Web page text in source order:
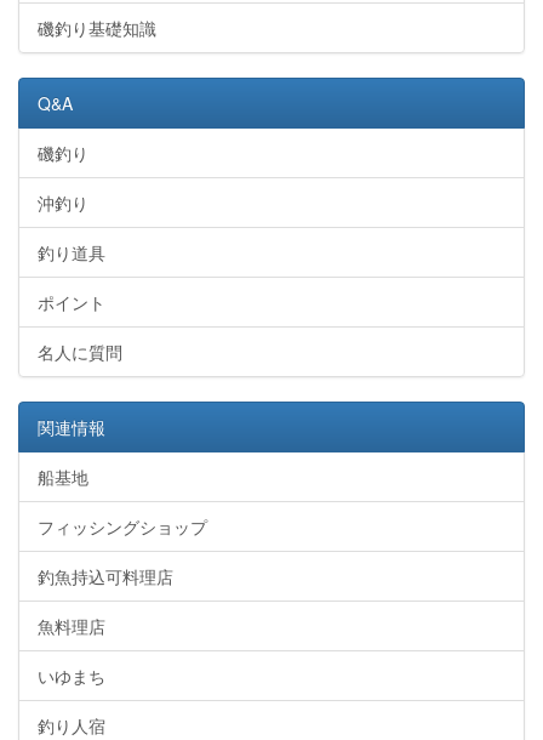
磯釣り基礎知識
Q&A
磯釣り
沖釣り
釣り道具
ポイント
名人に質問
関連情報
船基地
フィッシングショップ
釣魚持込可料理店
魚料理店
いゆまち
釣り人宿